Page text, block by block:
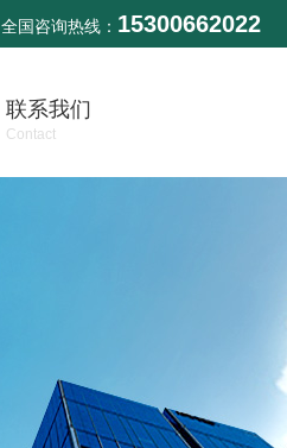
全国咨询热线： 15300662022
联系我们
Contact